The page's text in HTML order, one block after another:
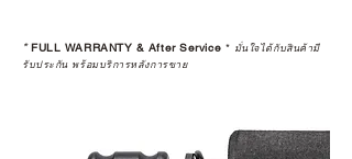
*FULL WARRANTY & After Service * มั่นใจได้กับสินค้ามี
รับประกัน พร้อมบริการหลังการขาย